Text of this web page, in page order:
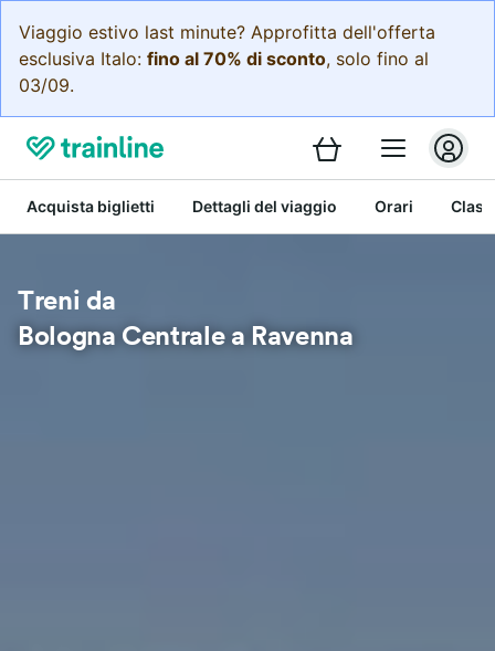
Viaggio estivo last minute? Approfitta dell'offerta
esclusiva Italo: fino al 70% di sconto, solo fino al
03/09.
Acquista biglietti Dettagli del viaggio Orari
Treni da
Bologna Centrale a Ravenna